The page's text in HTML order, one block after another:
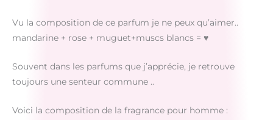
Vu la composition de ce parfum je ne peux qu’aimer..
mandarine + rose + muguet+muscs blancs = ♥
Souvent dans les parfums que j’apprécie, je retrouve
toujours une senteur commune ..
Voici la composition de la fragrance pour homme :